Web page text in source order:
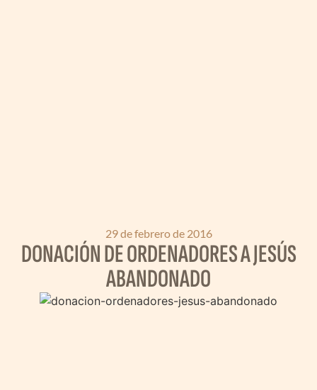
29 de febrero de 2016
DONACIÓN DE ORDENADORES A JESÚS
ABANDONADO